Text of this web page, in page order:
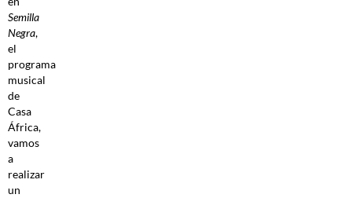
Semilla
Negra,
el
programa
musical
de
Casa
África,
vamos
a
realizar
un